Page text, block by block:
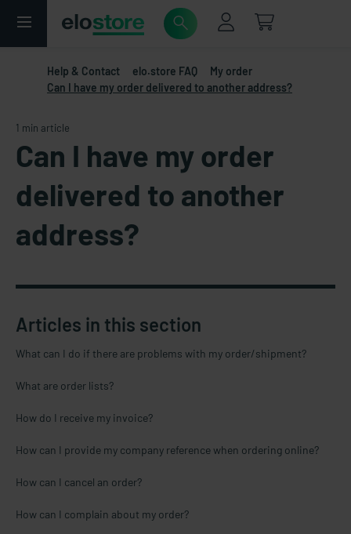
Help & Contact elo.store FAQ
My order
Can I have my order delivered to another address?
1 min article
Can I have my order
delivered to another
address?
Articles in this section
What can I do if there are problems with my order/shipment?
What are order lists?
How do I receive my invoice?
How can I provide my company reference when ordering online?
How can I cancel an order?
How can I complain about my order?